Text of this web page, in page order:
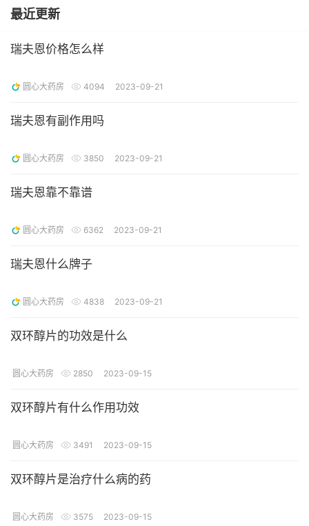
最近更新
瑞夫恩价格怎么样
圆心大药房 4094 2023-09-21
瑞夫恩有副作用吗
圆心大药房 3850 2023-09-21
瑞夫恩靠不靠谱
圆心大药房 6362 2023-09-21
瑞夫恩什么牌子
圆心大药房 4838 2023-09-21
双环醇片的功效是什么
圆心大药房 2850 2023-09-15
双环醇片有什么作用功效
圆心大药房 3491 2023-09-15
双环醇片是治疗什么病的药
圆心大药房 3575 2023-09-15